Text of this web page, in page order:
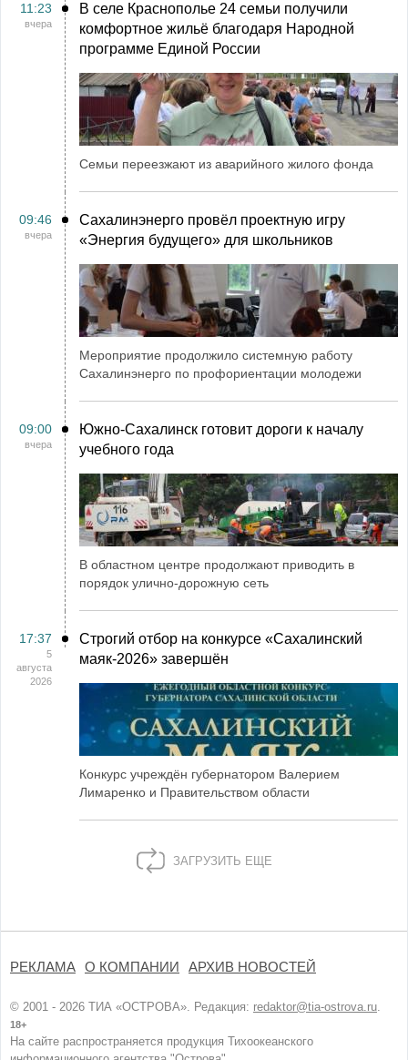
11:23
вчера
В селе Краснополье 24 семьи получили
комфортное жильё благодаря Народной
программе Единой России
Семьи переезжают из аварийного жилого фонда
09:46
вчера
Сахалинэнерго провёл проектную игру
«Энергия будущего» для школьников
Мероприятие продолжило системную работу
Сахалинэнерго по профориентации молодежи
09:00
вчера
Южно-Сахалинск готовит дороги к началу
учебного года
В областном центре продолжают приводить в
порядок улично-дорожную сеть
17:37
5
августа
2026
Строгий отбор на конкурсе «Сахалинский
маяк‑2026» завершён
Конкурс учреждён губернатором Валерием
Лимаренко и Правительством области
ЗАГРУЗИТЬ ЕЩЕ
РЕКЛАМА О КОМПАНИИ АРХИВ НОВОСТЕЙ
© 2001 - 2026 ТИА «ОСТРОВА». Редакция: redaktor@tia-ostrova.ru.
18+
На сайте распространяется продукция Тихоокеанского